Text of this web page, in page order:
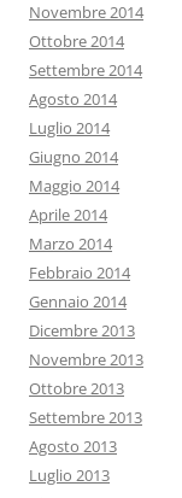
Novembre 2014
Ottobre 2014
Settembre 2014
Agosto 2014
Luglio 2014
Giugno 2014
Maggio 2014
Aprile 2014
Marzo 2014
Febbraio 2014
Gennaio 2014
Dicembre 2013
Novembre 2013
Ottobre 2013
Settembre 2013
Agosto 2013
Luglio 2013